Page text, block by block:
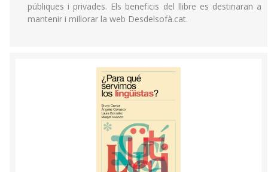
públiques i privades. Els beneficis del llibre es destinaran a
mantenir i millorar la web Desdelsofà.cat.